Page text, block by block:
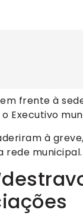
frente à
Executivo
à
rede municipal.